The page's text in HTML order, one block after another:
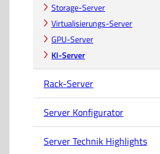
Storage-Server
Virtualisierungs-Server
GPU-Server
KI-Server
Rack-Server
Server Konfigurator
Server Technik Highlights